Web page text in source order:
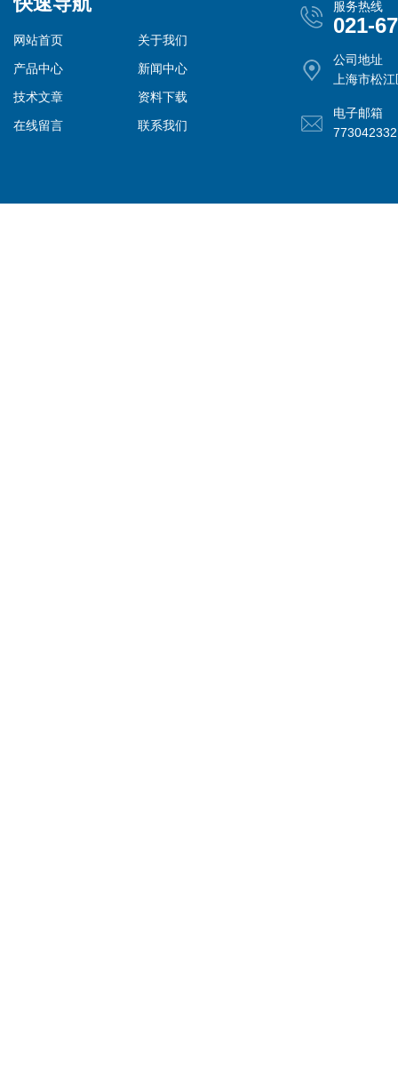
网站首页
关于我们
产品中心
新闻中心
技术文章
资料下载
在线留言
联系我们
服务热线
021-
公司地址
上海市松
电子邮箱